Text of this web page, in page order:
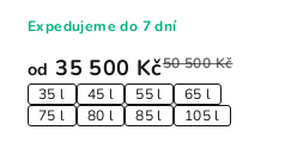
od 35 500 Kč50 500 Kč
35 l 45 l 55 l
65 l
75 l
80 l 85 l 105 l
Expedujeme do 7 dní